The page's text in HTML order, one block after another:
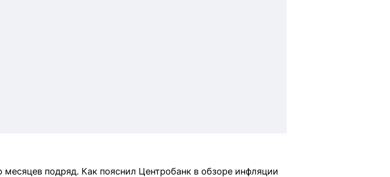
подряд. Как пояснил Центробанк в обзоре инфляции